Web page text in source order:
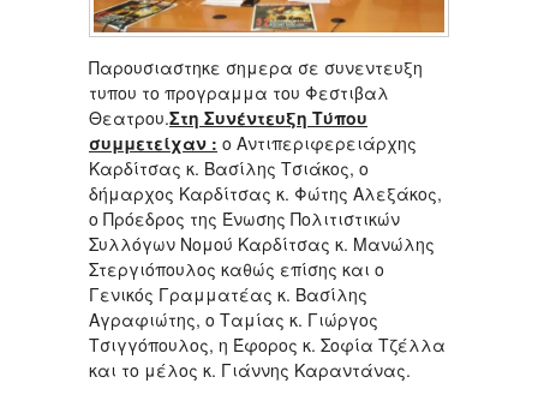
Παρουσιαστηκε σημερα σε συνεντευξη
τυπου το προγραμμα του Φεστιβαλ
Θεατρου.Στη Συνέντευξη Τύπου
συμμετείχαν : ο Αντιπεριφερειάρχης
Καρδίτσας κ. Βασίλης Τσιάκος, ο
δήμαρχος Καρδίτσας κ. Φώτης Αλεξάκος,
ο Πρόεδρος της Ένωσης Πολιτιστικών
Συλλόγων Νομού Καρδίτσας κ. Μανώλης
Στεργιόπουλος καθώς επίσης και ο
Γενικός Γραμματέας κ. Βασίλης
Αγραφιώτης, ο Ταμίας κ. Γιώργος
Τσιγγόπουλος, η Έφορος κ. Σοφία Τζέλλα
και το μέλος κ. Γιάννης Καραντάνας.